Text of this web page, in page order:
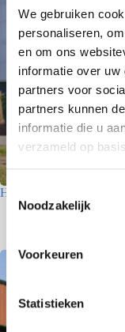
We gebruiken
personaliseren,
en om ons
informatie over
partners voor
partners kunnen
informatie die u
verzameld op
T
e
Noodzakelijk
Voorkeuren
Statistieken
Houtfabriek – Utrecht